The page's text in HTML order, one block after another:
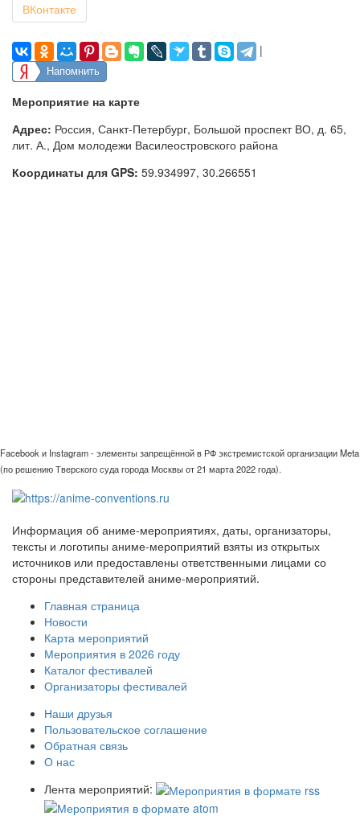
ВКонтакте
|
Напомнить
Мероприятие на карте
Адрес: Россия, Санкт-Петербург, Большой проспект ВО, д. 65,
лит. А., Дом молодежи Василеостровского района
Координаты для GPS: 59.934997, 30.266551
Facebook и Instagram - элементы запрещённой в РФ экстремистской организации Meta
(по решению Тверского суда города Москвы от 21 марта 2022 года).
Информация об аниме-мероприятиях, даты, организаторы,
тексты и логотипы аниме-мероприятий взяты из открытых
источников или предоставлены ответственными лицами со
стороны представителей аниме-мероприятий.
Главная страница
Новости
Карта мероприятий
Мероприятия в 2026 году
Каталог фестивалей
Организаторы фестивалей
Наши друзья
Пользовательское соглашение
Обратная связь
О нас
Лента мероприятий: